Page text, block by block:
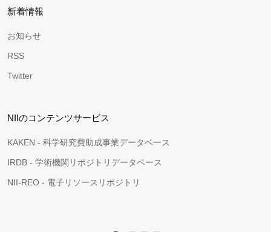
新着情報
お知らせ
RSS
Twitter
NIIのコンテンツサービス
KAKEN - 科学研究費助成事業データベース
IRDB - 学術機関リポジトリデータベース
NII-REO - 電子リソースリポジトリ